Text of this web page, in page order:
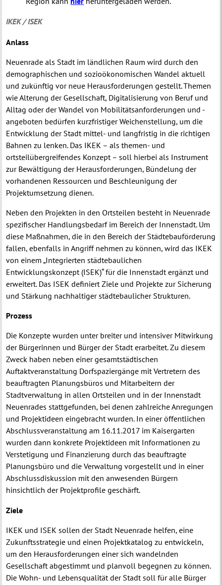
IKEK / ISEK
Anlass
Neuenrade als Stadt im ländlichen Raum wird durch den
demographischen und sozioökonomischen Wandel aktuell
und zukünftig vor neue Herausforderungen gestellt. Themen
wie Alterung der Gesellschaft, Digitalisierung von Beruf und
Alltag oder der Wandel von Mobilitätsanforderungen und -
angeboten bedürfen kurzfristiger Weichenstellung, um die
Entwicklung der Stadt mittel- und langfristig in die richtigen
Bahnen zu lenken. Das IKEK – als themen- und
ortsteilübergreifendes Konzept – soll hierbei als Instrument
zur Bewältigung der Herausforderungen, Bündelung der
vorhandenen Ressourcen und Beschleunigung der
Projektumsetzung dienen.
Neben den Projekten in den Ortsteilen besteht in Neuenrade
spezifischer Handlungsbedarf im Bereich der Innenstadt. Um
diese Maßnahmen, die in den Bereich der Städtebauförderung
fallen, ebenfalls in Angriff nehmen zu können, wird das IKEK
von einem „Integrierten städtebaulichen
Entwicklungskonzept (ISEK)“ für die Innenstadt ergänzt und
erweitert. Das ISEK definiert Ziele und Projekte zur Sicherung
und Stärkung nachhaltiger städtebaulicher Strukturen.
Prozess
Die Konzepte wurden unter breiter und intensiver Mitwirkung
der Bürgerinnen und Bürger der Stadt erarbeitet. Zu diesem
Zweck haben neben einer gesamtstädtischen
Auftaktveranstaltung Dorfspaziergänge mit Vertretern des
beauftragten Planungsbüros und Mitarbeitern der
Stadtverwaltung in allen Ortsteilen und in der Innenstadt
Neuenrades stattgefunden, bei denen zahlreiche Anregungen
und Projektideen eingebracht wurden. In einer öffentlichen
Abschlussveranstaltung am 16.11.2017 im Kaisergarten
wurden dann konkrete Projektideen mit Informationen zu
Verstetigung und Finanzierung durch das beauftragte
Planungsbüro und die Verwaltung vorgestellt und in einer
Abschlussdiskussion mit den anwesenden Bürgern
hinsichtlich der Projektprofile geschärft.
Ziele
IKEK und ISEK sollen der Stadt Neuenrade helfen, eine
Zukunftsstrategie und einen Projektkatalog zu entwickeln,
um den Herausforderungen einer sich wandelnden
Gesellschaft abgestimmt und planvoll begegnen zu können.
Die Wohn- und Lebensqualität der Stadt soll für alle Bürger